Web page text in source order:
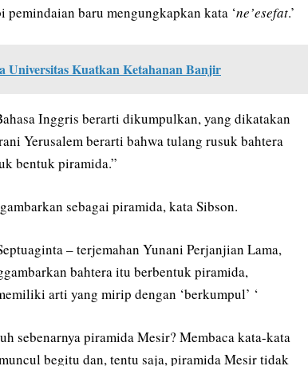
baru mengungkapkan kata ‘ne’esefat.’
Universitas Kuatkan Ketahanan Banjir
Inggris berarti dikumpulkan, yang dikatakan
Yerusalem berarti bahwa tulang rusuk bahtera
bentuk piramida.”
sebagai piramida, kata Sibson.
– terjemahan Yunani Perjanjian Lama,
bahtera itu berbentuk piramida,
arti yang mirip dengan ‘berkumpul’ ‘
sebenarnya piramida Mesir? Membaca kata-kata
begitu dan, tentu saja, piramida Mesir tidak